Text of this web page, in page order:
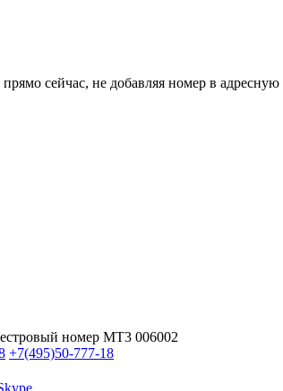
сейчас, не добавляя номер в адресную
номер МТ3 006002
+7(495)50-777-18